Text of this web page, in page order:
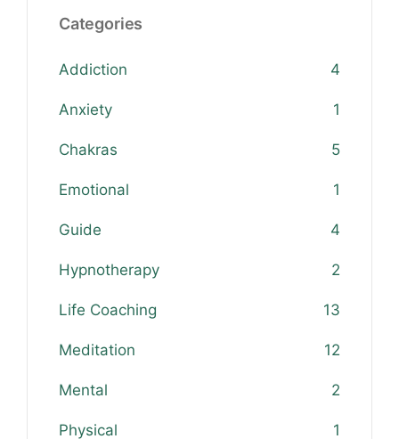
Categories
Addiction 4
Anxiety 1
Chakras 5
Emotional 1
Guide 4
Hypnotherapy 2
Life Coaching 13
Meditation 12
Mental 2
Physical 1